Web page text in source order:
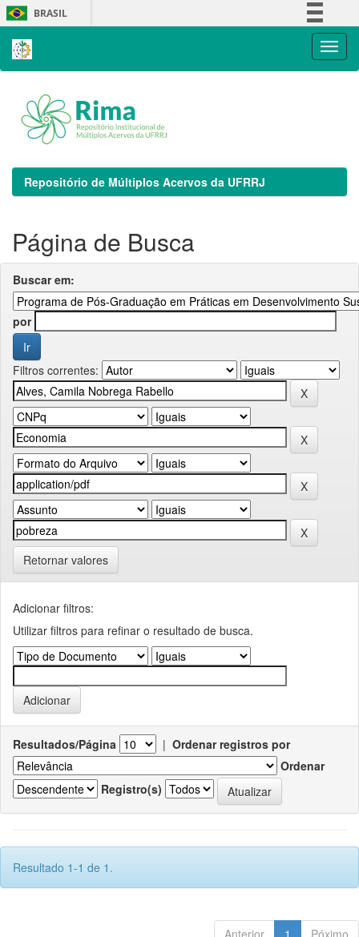
Skip
navigation
BRASIL
Repositório de Múltiplos Acervos da UFRRJ
Página de Busca
Buscar em:
por
Filtros correntes:
Retornar valores
Adicionar filtros:
Utilizar filtros para refinar o resultado de busca.
Resultados/Página | Ordenar registros por
Ordenar
Registro(s)
Resultado 1-1 de 1.
Anterior 1 Póximo